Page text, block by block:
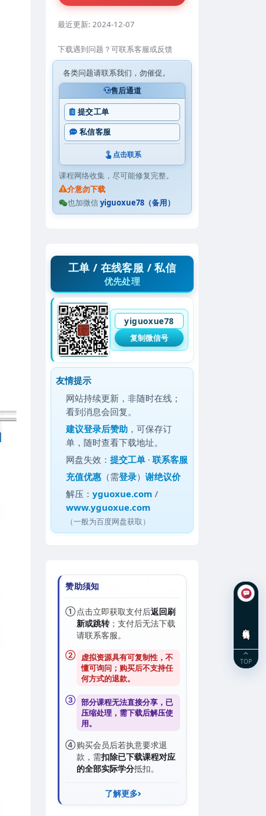
最近更新: 2024-12-07
下载遇到问题？可联系客服或反馈
各类问题请联系我们，勿催促。
售后通道
提交工单
私信客服
点击联系
课程网络收集，尽可能修复完整。
介意勿下载
也加微信yiguoxue78（备用）
工单 / 在线客服 / 私信
优先处理
yiguoxue78
复制微信号
友情提示
网站持续更新，非随时在线；
看到消息会回复。
建议登录后赞助 ，可保存订
单，随时查看下载地址。
网盘失效：提交工单 ·联系客服
充值优惠 （需登录）谢绝议价
解压：yguoxue.com /
www.yguoxue.com
（一般为百度网盘获取）
赞助须知
①点击立即获取支付后返回刷
新或跳转；支付后无法下载
请联系客服。
②
虚拟资源具有可复制性，不
懂可询问；购买后不支持任
何方式的退款。
③ 部分课程无法直接分享，已
压缩处理，需下载后解压使
用。
④购买会员后若执意要求退
款，需扣除已下载课程对应
的全部实际学分抵扣。
了解更多
TOP